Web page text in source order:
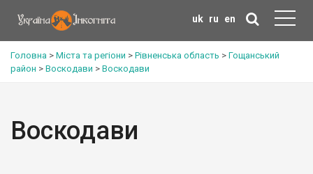
uk ru en
Головна > Міста та регіони > Рівненська область > Гощанський
район > Воскодави > Воскодави
Воскодави